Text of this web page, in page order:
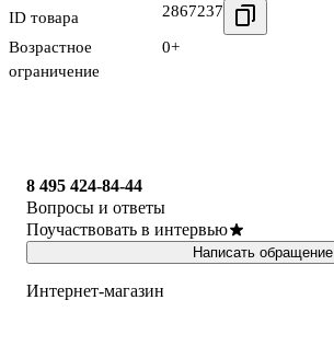
ID товара 2867237
Возрастное
ограничение
0+
8 495 424-84-44
Вопросы и ответы
Поучаствовать в интервью
Написать обращение
Интернет-магазин